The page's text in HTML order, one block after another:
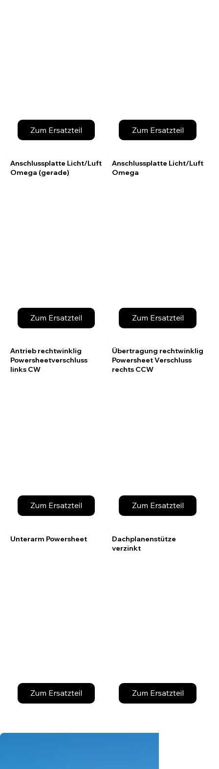
Zum Ersatzteil Zum Ersatzteil
Anschlussplatte Licht/Luft
Omega (gerade)
Zum Ersatzteil
Anschlussplatte Licht/Luft
Omega
Zum Ersatzteil
Antrieb rechtwinklig
Powersheetverschluss
links CW
Zum Ersatzteil
Übertragung rechtwinklig
Powersheet Verschluss
rechts CCW
Zum Ersatzteil
Unterarm Powersheet
Zum Ersatzteil
Dachplanenstütze
verzinkt
Zum Ersatzteil